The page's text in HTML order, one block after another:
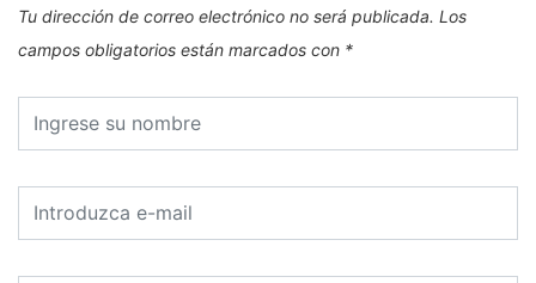
Tu dirección de correo electrónico no será publicada. Los
campos obligatorios están marcados con *